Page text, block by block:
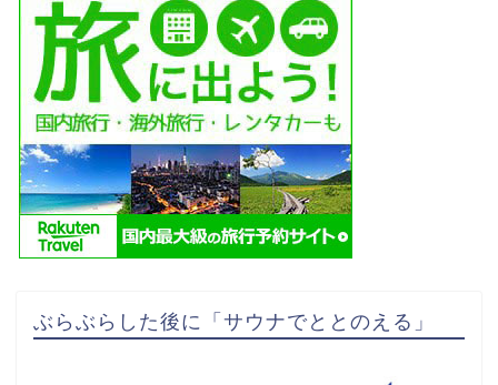
ぶらぶらした後に「サウナでととのえる」